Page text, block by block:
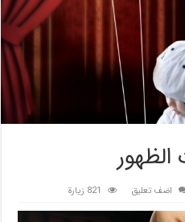
الظهور
اضف تعليق 821 زيارة